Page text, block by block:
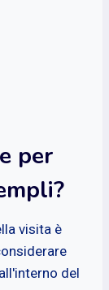
per
visita è
del